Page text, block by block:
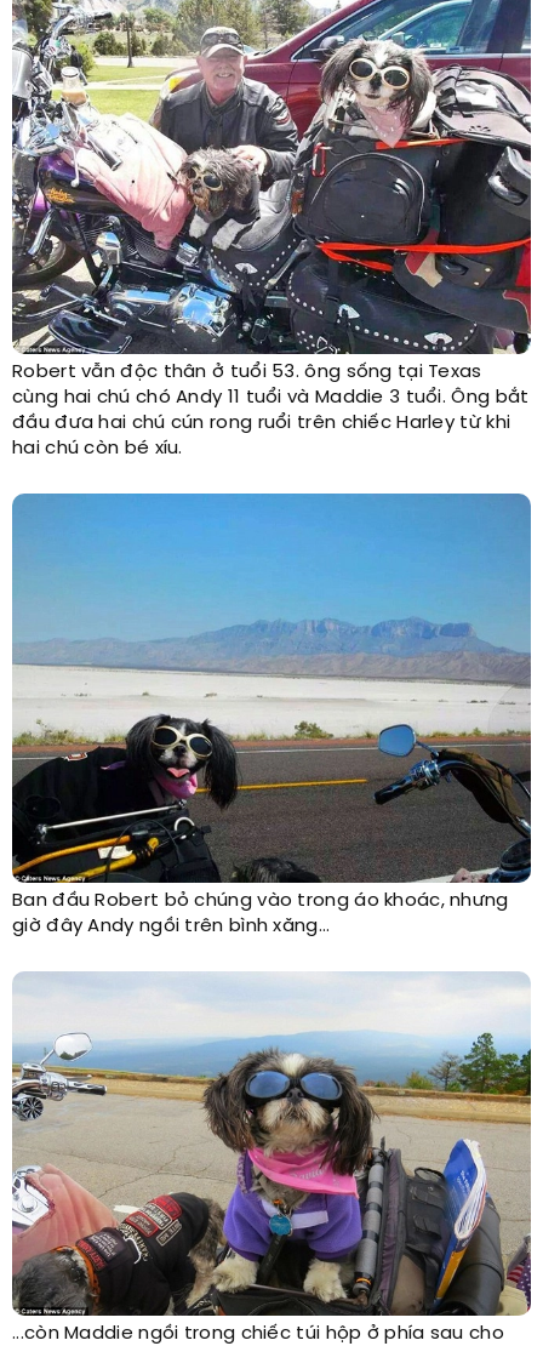
Robert vẫn độc thân ở tuổi 53. ông sống tại Texas
cùng hai chú chó Andy 11 tuổi và Maddie 3 tuổi. Ông bắt
đầu đưa hai chú cún rong ruổi trên chiếc Harley từ khi
hai chú còn bé xíu.
Ban đầu Robert bỏ chúng vào trong áo khoác, nhưng
giờ đây Andy ngồi trên bình xăng...
...còn Maddie ngồi trong chiếc túi hộp ở phía sau cho